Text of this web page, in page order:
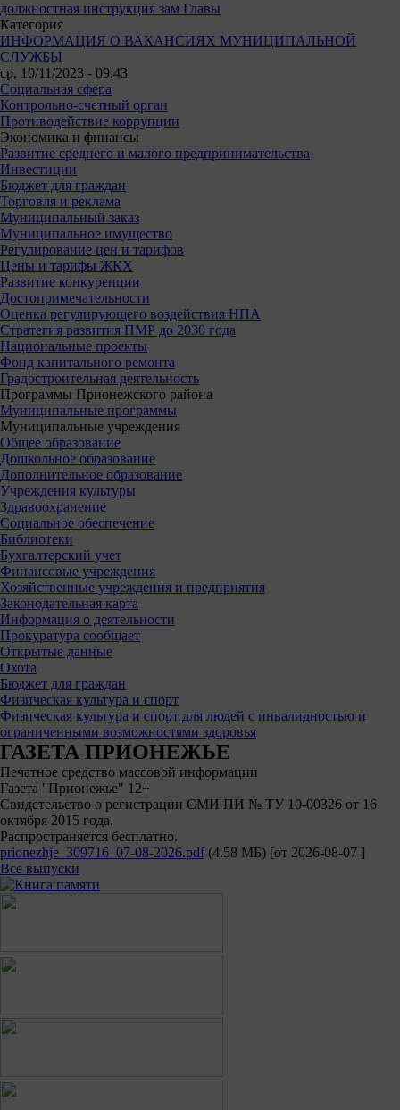
должностная инструкция зам Главы
Категория
ИНФОРМАЦИЯ О ВАКАНСИЯХ МУНИЦИПАЛЬНОЙ
СЛУЖБЫ
ср, 10/11/2023 - 09:43
Социальная сфера
Контрольно-счетный орган
Противодействие коррупции
Экономика и финансы
Развитие среднего и малого предпринимательства
Инвестиции
Бюджет для граждан
Торговля и реклама
Муниципальный заказ
Муниципальное имущество
Регулирование цен и тарифов
Цены и тарифы ЖКХ
Развитие конкуренции
Достопримечательности
Оценка регулирующего воздействия НПА
Стратегия развития ПМР до 2030 года
Национальные проекты
Фонд капитального ремонта
Градостроительная деятельность
Программы Прионежского района
Муниципальные программы
Муниципальные учреждения
Общее образование
Дошкольное образование
Дополнительное образование
Учреждения культуры
Здравоохранение
Социальное обеспечение
Библиотеки
Бухгалтерский учет
Финансовые учреждения
Хозяйственные учреждения и предприятия
Законодательная карта
Информация о деятельности
Прокуратура сообщает
Открытые данные
Охота
Бюджет для граждан
Физическая культура и спорт
Физическая культура и спорт для людей с инвалидностью и
ограниченными возможностями здоровья
ГАЗЕТА ПРИОНЕЖЬЕ
Печатное средство массовой информации
Газета "Прионежье" 12+
Свидетельство о регистрации СМИ ПИ № ТУ 10-00326 от 16
октября 2015 года.
Распространяется бесплатно.
prionezhje_309716_07-08-2026.pdf (4.58 МБ) [от 2026-08-07 ]
Все выпуски